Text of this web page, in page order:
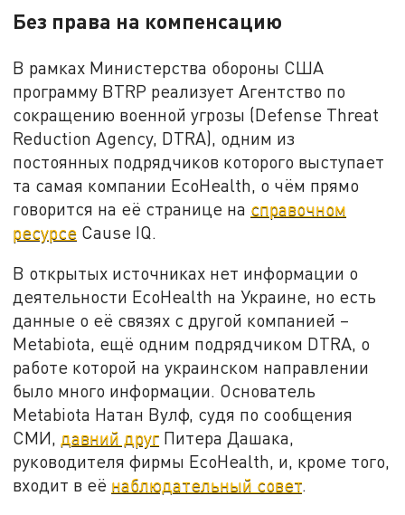
Без права на компенсацию
В рамках Министерства обороны США
программу BTRP реализует Агентство по
сокращению военной угрозы (Defense Threat
Reduction Agency, DTRA), одним из
постоянных подрядчиков которого выступает
та самая компании EcoHealth, о чём прямо
говорится на её странице на справочном
ресурсе Cause IQ.
В открытых источниках нет информации о
деятельности EcoHealth на Украине, но есть
данные о её связях с другой компанией –
Metabiota, ещё одним подрядчиком DTRA, о
работе которой на украинском направлении
было много информации. Основатель
Metabiota Натан Вулф, судя по сообщения
СМИ, давний друг Питера Дашака,
руководителя фирмы EcoHealth, и, кроме того,
входит в её наблюдательный совет.